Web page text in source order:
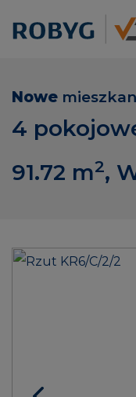
Nowe
4
91.72 m2,